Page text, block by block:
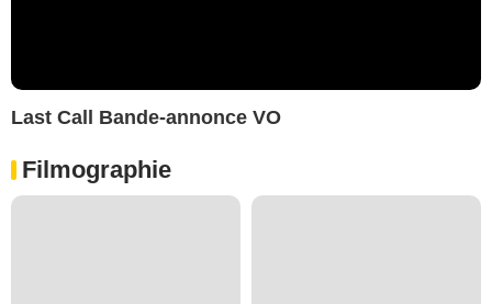
Last Call Bande-annonce VO
Filmographie